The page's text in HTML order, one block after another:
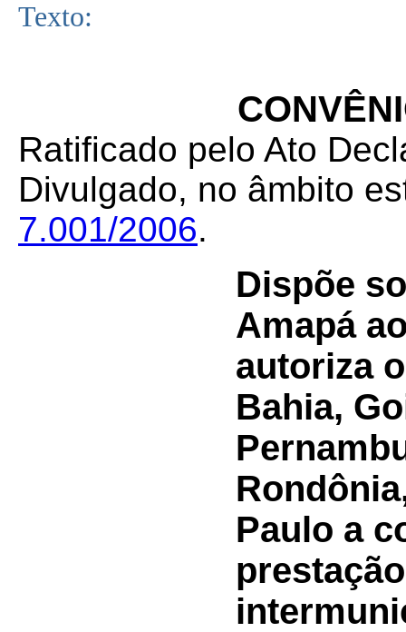
Texto:
Ratificado pelo Ato
Divulgado, no âmbito
7.001/2006.
Dispõe
Amapá
autoriza
Bahia,
Paulo a